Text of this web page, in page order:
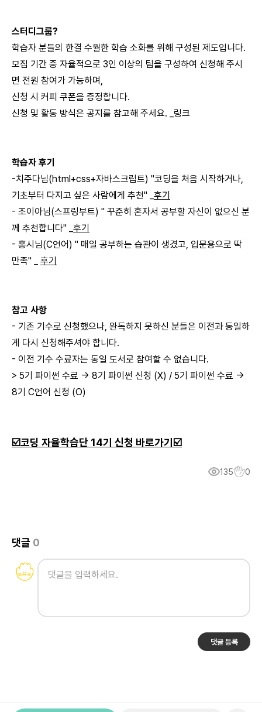
스터디그룹?
학습자 분들의 한결 수월한 학습 소화를 위해 구성된 제도입니다.
모집 기간 중 자율적으로 3인 이상의 팀을 구성하여 신청해 주시
면 전원 참여가 가능하며,
신청 시 커피 쿠폰을 증정합니다.
신청 및 활동 방식은 공지를 참고해 주세요. _ 링크
학습자 후기
-치주다님(html+css+자바스크립트) "코딩을 처음 시작하거나,
기초부터 다지고 싶은 사람에게 추천" _ 후기
- 조이아님(스프링부트) " 꾸준히 혼자서 공부할 자신이 없으신 분
께 추천합니다" _ 후기
- 홍시님(C언어) " 매일 공부하는 습관이 생겼고, 입문용으로 딱
만족" _ 후기
참고 사항
- 기존 기수로 신청했으나, 완독하지 못하신 분들은 이전과 동일하
게 다시 신청해주셔야 합니다.
- 이전 기수 수료자는 동일 도서로 참여할 수 없습니다.
> 5기 파이썬 수료 → 8기 파이썬 신청 (X) / 5기 파이썬 수료 →
8기 C언어 신청 (O)
☑️코딩 자율학습단 14기 신청 바로가기☑️
135 0
댓글 0
댓글 등록